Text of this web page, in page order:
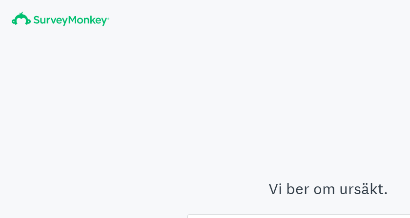
Vi ber om ursäkt.